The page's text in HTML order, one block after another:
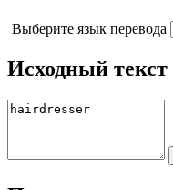
Выберите язык перевода
Исходный текст